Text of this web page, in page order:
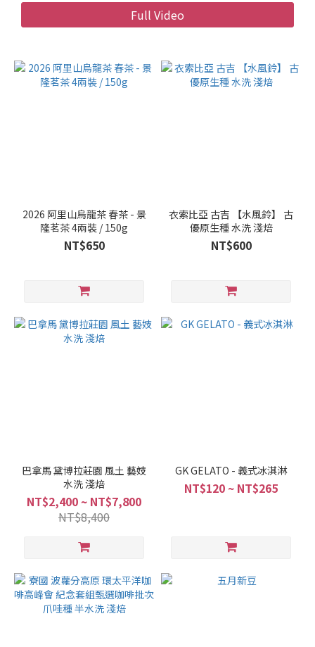
Full Video
2026 阿里山烏龍茶 春茶 - 景
隆茗茶 4兩裝 / 150g
NT$650
衣索比亞 古吉 【水風鈴】 古
優原生種 水洗 淺焙
NT$600
巴拿馬 黛博拉莊園 風土 藝妓
水洗 淺焙
NT$2,400 ~ NT$7,800
NT$8,400
GK GELATO - 義式冰淇淋
NT$120 ~ NT$265